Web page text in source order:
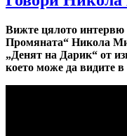
Вижте цялото интервю
Промяната“ Никола
„Денят на Дарик“ от
което може да видите